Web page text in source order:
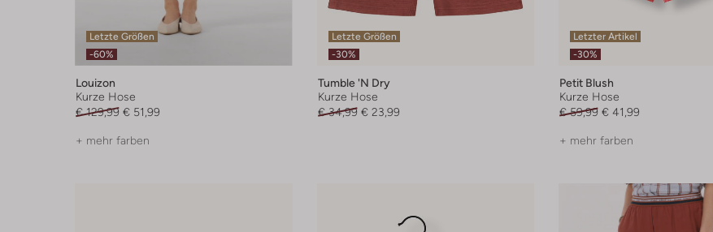
Letzte Größen
-60%
Louizon
Kurze Hose
€ 129,99 € 51,99
+ mehr farben
Letzte Größen
-30%
Tumble 'n Dry
Kurze Hose
€ 34,99 € 23,99
Letzter Artikel
-30%
Petit Blush
Kurze Hose
€ 59,99 € 41,99
+ mehr farben